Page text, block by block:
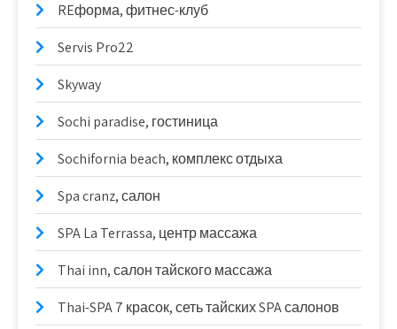
REформа, фитнес-клуб
Servis Pro22
Skyway
Sochi paradise, гостиница
Sochifornia beach, комплекс отдыха
Spa cranz, салон
SPA La Terrassa, центр массажа
Thai inn, салон тайского массажа
Thai-SPA 7 красок, сеть тайских SPA салонов